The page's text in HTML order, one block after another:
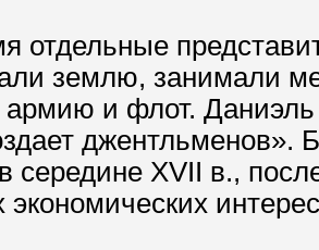
отдельные
землю, занимали
армию и флот.
середине XVII в.,